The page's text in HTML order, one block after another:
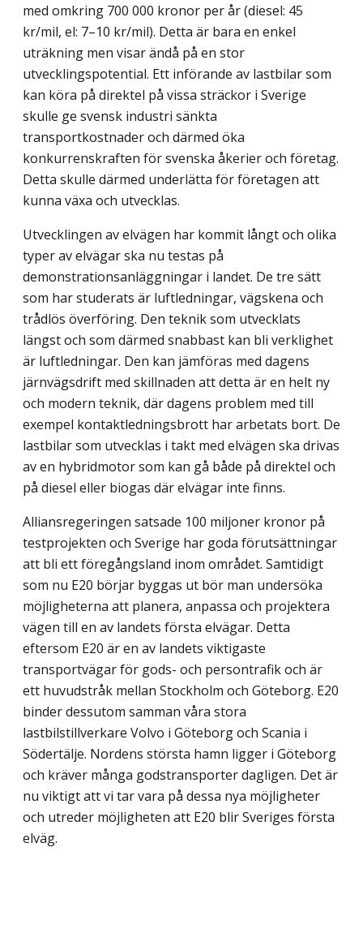
med omkring 700 000 kronor per år (diesel: 45
kr/mil, el: 7–10 kr/mil). Detta är bara en enkel
uträkning men visar ändå på en stor
utvecklingspotential. Ett införande av lastbilar som
kan köra på direktel på vissa sträckor i Sverige
skulle ge svensk industri sänkta
transportkostnader och därmed öka
konkurrenskraften för svenska åkerier och företag.
Detta skulle därmed underlätta för företagen att
kunna växa och utvecklas.
Utvecklingen av elvägen har kommit långt och olika
typer av elvägar ska nu testas på
demonstrationsanläggningar i landet. De tre sätt
som har studerats är luftledningar, vägskena och
trådlös överföring. Den teknik som utvecklats
längst och som därmed snabbast kan bli verklighet
är luftledningar. Den kan jämföras med dagens
järnvägsdrift med skillnaden att detta är en helt ny
och modern teknik, där dagens problem med till
exempel kontaktledningsbrott har arbetats bort. De
lastbilar som utvecklas i takt med elvägen ska drivas
av en hybridmotor som kan gå både på direktel och
på diesel eller biogas där elvägar inte finns.
Alliansregeringen satsade 100 miljoner kronor på
testprojekten och Sverige har goda förutsättningar
att bli ett föregångsland inom området. Samtidigt
som nu E20 börjar byggas ut bör man undersöka
möjligheterna att planera, anpassa och projektera
vägen till en av landets första elvägar. Detta
eftersom E20 är en av landets viktigaste
transportvägar för gods- och persontrafik och är
ett huvudstråk mellan Stockholm och Göteborg. E20
binder dessutom samman våra stora
lastbilstillverkare Volvo i Göteborg och Scania i
Södertälje. Nordens största hamn ligger i Göteborg
och kräver många godstransporter dagligen. Det är
nu viktigt att vi tar vara på dessa nya möjligheter
och utreder möjligheten att E20 blir Sveriges första
elväg.